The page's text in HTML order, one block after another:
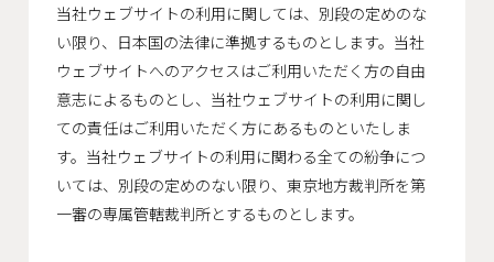
当社ウェブサイトの利用に関しては、別段の定めのな
い限り、日本国の法律に準拠するものとします。当社
ウェブサイトへのアクセスはご利用いただく方の自由
意志によるものとし、当社ウェブサイトの利用に関し
ての責任はご利用いただく方にあるものといたしま
す。当社ウェブサイトの利用に関わる全ての紛争につ
いては、別段の定めのない限り、東京地方裁判所を第
一審の専属管轄裁判所とするものとします。